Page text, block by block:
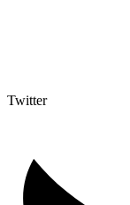
Twitter